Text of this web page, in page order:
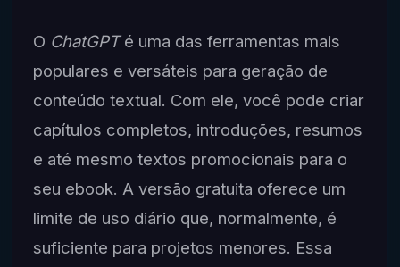
O ChatGPTé uma das ferramentas mais
populares e versáteis para geração de
conteúdo textual. Com ele, você pode criar
capítulos completos, introduções, resumos
e até mesmo textos promocionais para o
seu ebook. A versão gratuita oferece um
limite de uso diário que, normalmente, é
suficiente para projetos menores. Essa